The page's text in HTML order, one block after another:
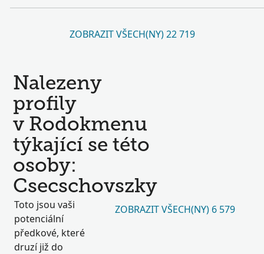
ZOBRAZIT VŠECH(NY) 22 719
Nalezeny
profily
v Rodokmenu
týkající se této
osoby:
Csecschovszky
Toto jsou vaši
potenciální
předkové, které
druzí již do
ZOBRAZIT VŠECH(NY) 6 579